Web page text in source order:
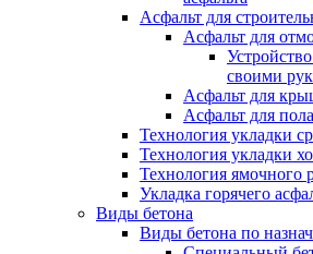
Асфальт для
Асфальт для
своими
Асфальт для
Асфальт для пола
Технология укладки
Технология укладки
Технология ямочного
Укладка горячего
Виды бетона
Виды бетона по